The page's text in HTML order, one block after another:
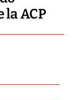
la ACP